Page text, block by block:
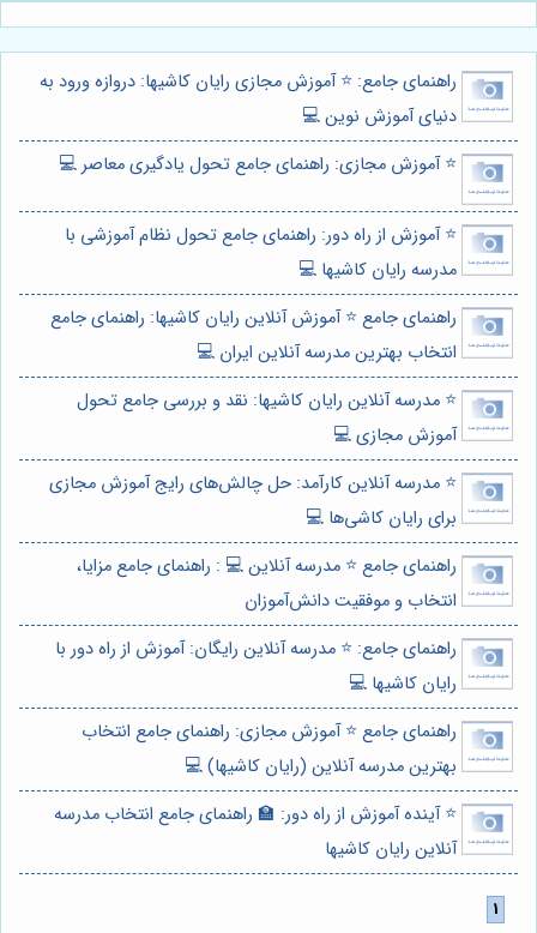
راهنمای جامع: ⭐️ آموزش مجازی رایان کاشیها: دروازه ورود به
دنیای آموزش نوین 💻
⭐️ آموزش مجازی: راهنمای جامع تحول یادگیری معاصر 💻
⭐️ آموزش از راه دور: راهنمای جامع تحول نظام آموزشی با
مدرسه رایان کاشیها 💻
راهنمای جامع ⭐️ آموزش آنلاین رایان کاشیها: راهنمای جامع
انتخاب بهترین مدرسه آنلاین ایران 💻
⭐️ مدرسه آنلاین رایان کاشیها: نقد و بررسی جامع تحول
آموزش مجازی 💻
⭐️ مدرسه آنلاین کارآمد: حل چالش‌های رایج آموزش مجازی
برای رایان کاشی‌ها 💻
راهنمای جامع ⭐️ مدرسه آنلاین 💻 : راهنمای جامع مزایا،
انتخاب و موفقیت دانش‌آموزان
راهنمای جامع: ⭐️ مدرسه آنلاین رایگان: آموزش از راه دور با
رایان کاشیها 💻
راهنمای جامع ⭐️ آموزش مجازی: راهنمای جامع انتخاب
بهترین مدرسه آنلاین (رایان کاشیها) 💻
⭐️ آینده آموزش از راه دور: 🏫 راهنمای جامع انتخاب مدرسه
آنلاین رایان کاشیها